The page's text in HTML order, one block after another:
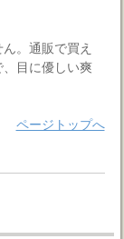
。通販で買え
目に優しい爽
ページトップへ